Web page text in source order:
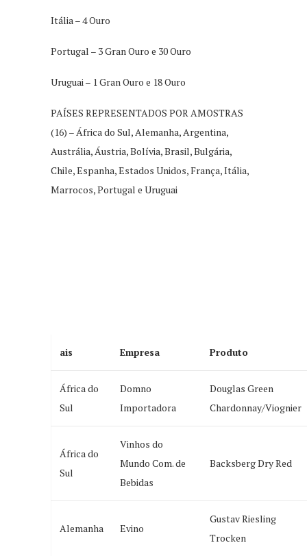
Itália – 4 Ouro
Portugal – 3 Gran Ouro e 30 Ouro
Uruguai – 1 Gran Ouro e 18 Ouro
PAÍSES REPRESENTADOS POR AMOSTRAS
(16) – África do Sul, Alemanha, Argentina,
Austrália, Áustria, Bolívia, Brasil, Bulgária,
Chile, Espanha, Estados Unidos, França, Itália,
Marrocos, Portugal e Uruguai
ais Empresa Produto
África do
Sul
Domno
Importadora
Douglas Green
Chardonnay/Viognier
África do
Sul
Vinhos do
Mundo Com. de
Bebidas
Backsberg Dry Red
Alemanha Evino
Gustav Riesling
Trocken